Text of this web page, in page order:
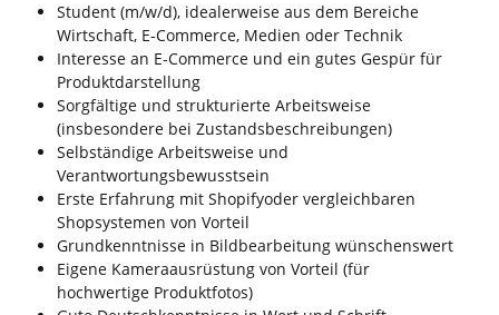
Student (m/w/d), idealerweise aus dem Bereiche
Wirtschaft, E-Commerce, Medien oder Technik
Interesse an E-Commerce und ein gutes Gespür für
Produktdarstellung
Sorgfältige und strukturierte Arbeitsweise
(insbesondere bei Zustandsbeschreibungen)
Selbständige Arbeitsweise und
Verantwortungsbewusstsein
Erste Erfahrung mit Shopifyoder vergleichbaren
Shopsystemen von Vorteil
Grundkenntnisse in Bildbearbeitung wünschenswert
Eigene Kameraausrüstung von Vorteil (für
hochwertige Produktfotos)